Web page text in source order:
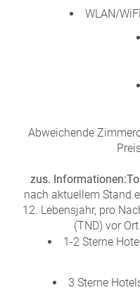
WLAN/
Abweichende
zus. Informationen:
nach aktuellem Stand
12. Lebensjahr, pro
(TND) vor
1-2 Sterne
3 Sterne